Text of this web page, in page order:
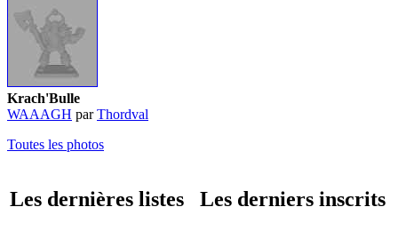
Krach'Bulle
WAAAGH parThordval
Toutes les photos
Les dernières listes Les derniers inscrits